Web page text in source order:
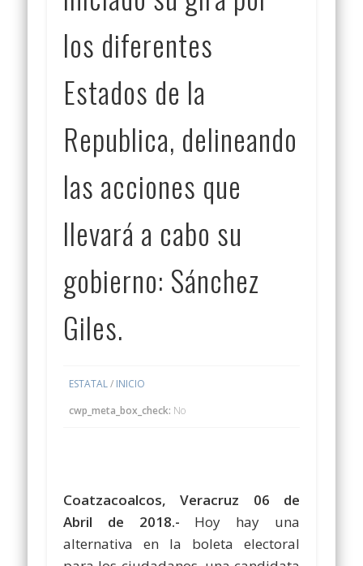
los diferentes
Estados de la
Republica, delineando
las acciones que
llevará a cabo su
gobierno: Sánchez
Giles.
ESTATAL/ INICIO
cwp_meta_box_check: No
Coatzacoalcos, Veracruz 06 de
Abril de 2018.- Hoy hay una
alternativa en la boleta electoral